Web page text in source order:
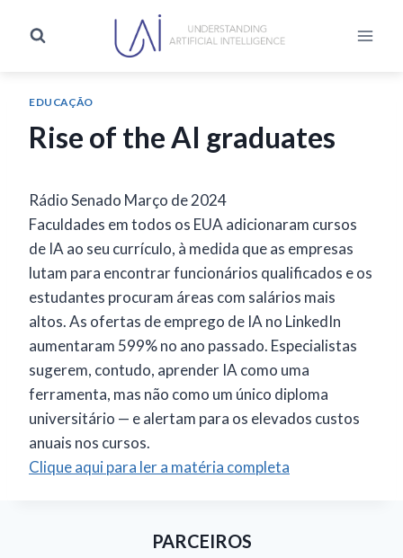
EDUCAÇÃO
Rise of the AI graduates
Rádio Senado Março de 2024
Faculdades em todos os EUA adicionaram cursos
de IA ao seu currículo, à medida que as empresas
lutam para encontrar funcionários qualificados e os
estudantes procuram áreas com salários mais
altos. As ofertas de emprego de IA no LinkedIn
aumentaram 599% no ano passado. Especialistas
sugerem, contudo, aprender IA como uma
ferramenta, mas não como um único diploma
universitário — e alertam para os elevados custos
anuais nos cursos.
Clique aqui para ler a matéria completa
PARCEIROS